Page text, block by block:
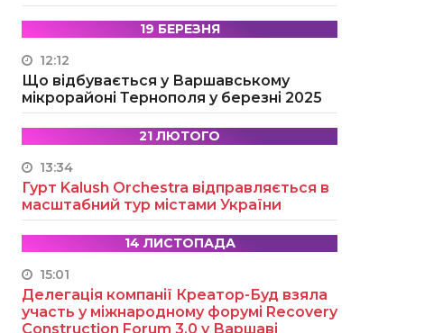
19 БЕРЕЗНЯ
12:12
Що відбувається у Варшавському
мікрорайоні Тернополя у березні 2025
21 ЛЮТОГО
13:34
Гурт Kalush Orchestra відправляється в
масштабний тур містами України
14 ЛИСТОПАДА
15:01
Делегація компанії Креатор-Буд взяла
участь у міжнародному форумі Recovery
Construction Forum 3.0 у Варшаві